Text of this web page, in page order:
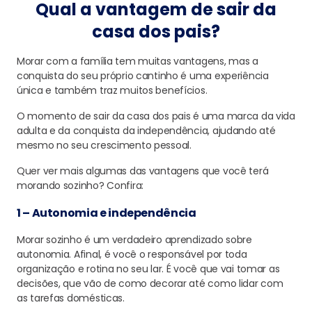
Qual a vantagem de sair da
casa dos pais?
Morar com a família tem muitas vantagens, mas a
conquista do seu próprio cantinho é uma experiência
única e também traz muitos benefícios.
O momento de sair da casa dos pais é uma marca da vida
adulta e da conquista da independência, ajudando até
mesmo no seu crescimento pessoal.
Quer ver mais algumas das vantagens que você terá
morando sozinho? Confira:
1 – Autonomia e independência
Morar sozinho é um verdadeiro aprendizado sobre
autonomia. Afinal, é você o responsável por toda
organização e rotina no seu lar. É você que vai tomar as
decisões, que vão de como decorar até como lidar com
as tarefas domésticas.